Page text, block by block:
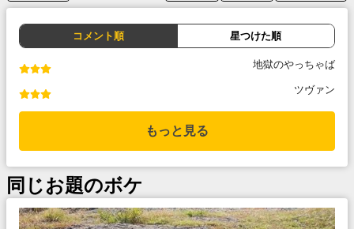
コメント順 星つけた順
地獄のやっちゃば
ツヴァン
もっと見る
同じお題のボケ